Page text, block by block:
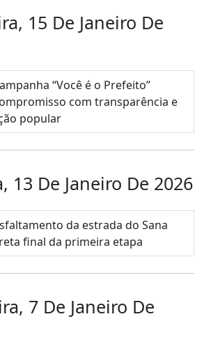
15 De Janeiro De
“Você é o Prefeito”
com transparência e
popular
13 De Janeiro De 2026
da estrada do Sana
final da primeira etapa
7 De Janeiro De